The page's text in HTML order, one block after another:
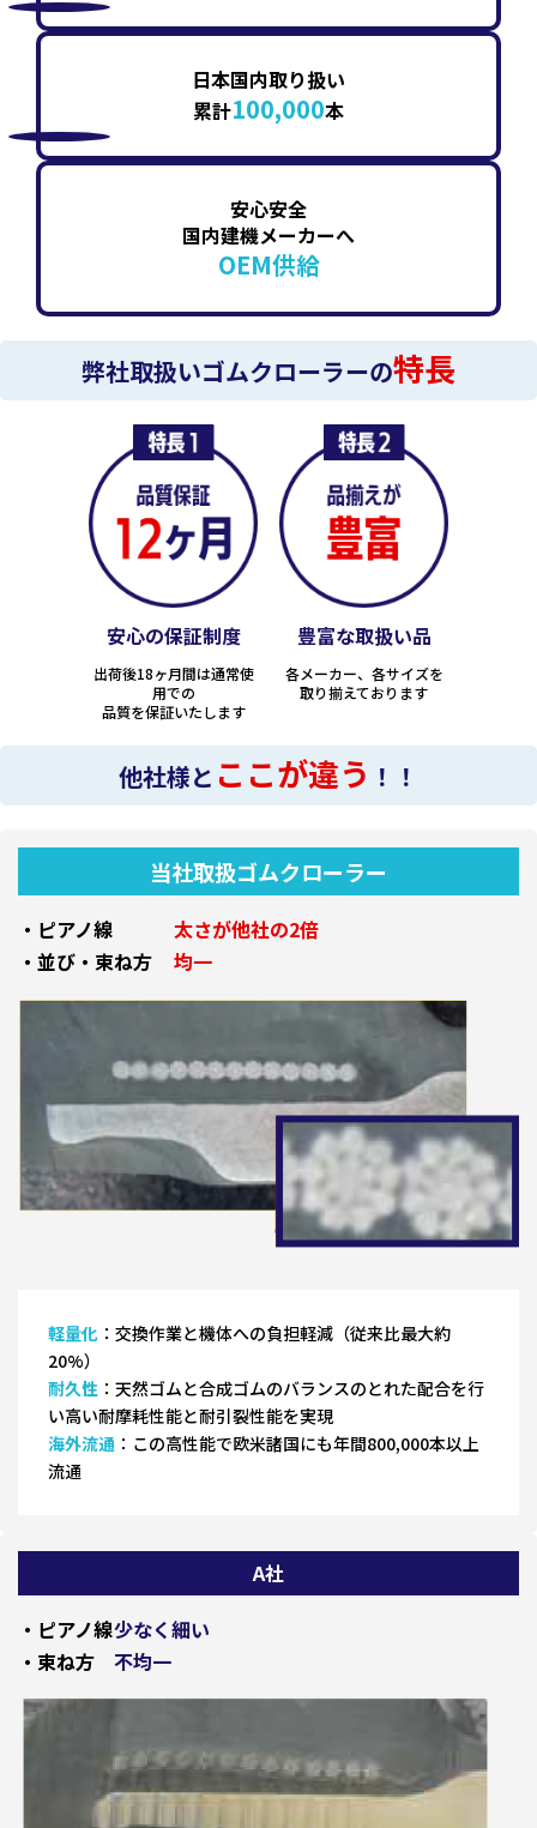
日本国内取り扱い
累計100,000本
安心安全
国内建機メーカーへ
OEM供給
弊社取扱いゴムクローラーの特長
安心の保証制度
出荷後18ヶ月間は通常使
用での
品質を保証いたします
豊富な取扱い品
各メーカー、各サイズを
取り揃えております
他社様と ここが違う ！！
当社取扱ゴムクローラー
・ピアノ線
太さが他社の2倍
・並び・束ね方
均一
軽量化 ：交換作業と機体への負担軽減（従来比最大約
20%）
耐久性 ：天然ゴムと合成ゴムのバランスのとれた配合を行
い高い耐摩耗性能と耐引裂性能を実現
海外流通 ：この高性能で欧米諸国にも年間800,000本以上
流通
A社
・ピアノ線少なく細い
・束ね方
不均一